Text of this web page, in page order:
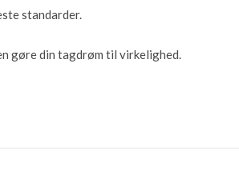
standarder.
gøre din tagdrøm til virkelighed.